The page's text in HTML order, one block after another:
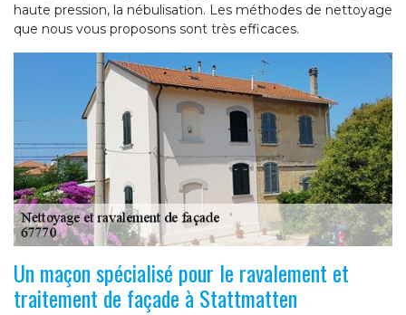
haute pression, la nébulisation. Les méthodes de nettoyage
que nous vous proposons sont très efficaces.
Un maçon spécialisé pour le ravalement et
traitement de façade à Stattmatten